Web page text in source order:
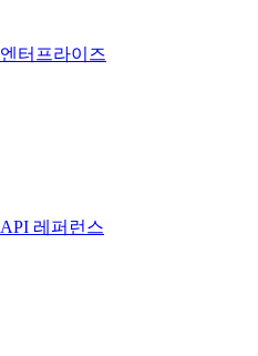
엔터프라이즈
API 레퍼런스